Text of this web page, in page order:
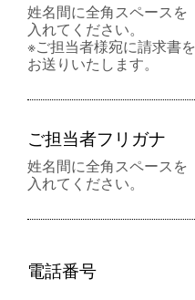
姓名間に全角スペースを
入れてください。
※ご担当者様宛に請求書を
お送りいたします。
ご担当者フリガナ
姓名間に全角スペースを
入れてください。
電話番号